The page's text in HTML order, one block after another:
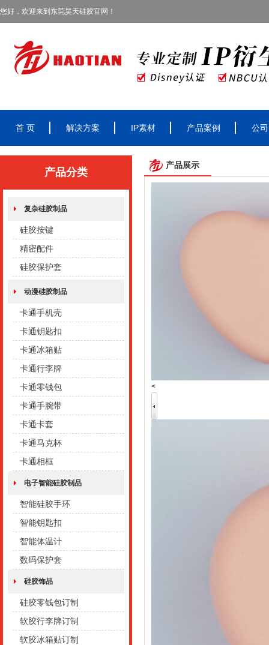
您好，欢迎来到东莞昊天硅胶官网！
首 页 解决方案 IP素材 产品案例 公
产品分类
复杂硅胶制品
硅胶按键
精密配件
硅胶保护套
动漫硅胶制品
卡通手机壳
卡通钥匙扣
卡通冰箱贴
卡通行李牌
卡通零钱包
卡通手腕带
卡通卡套
卡通马克杯
卡通相框
电子智能硅胶制品
智能硅胶手环
智能钥匙扣
智能体温计
数码保护套
硅胶饰品
硅胶零钱包订制
软胶行李牌订制
软胶冰箱贴订制
产品展示
<